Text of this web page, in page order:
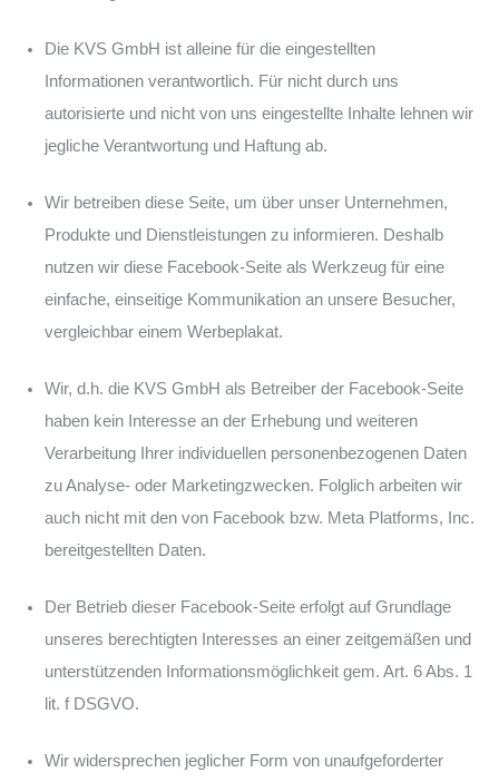
Die KVS GmbH ist alleine für die eingestellten
Informationen verantwortlich. Für nicht durch uns
autorisierte und nicht von uns eingestellte Inhalte lehnen wir
jegliche Verantwortung und Haftung ab.
Wir betreiben diese Seite, um über unser Unternehmen,
Produkte und Dienstleistungen zu informieren. Deshalb
nutzen wir diese Facebook-Seite als Werkzeug für eine
einfache, einseitige Kommunikation an unsere Besucher,
vergleichbar einem Werbeplakat.
Wir, d.h. die KVS GmbH als Betreiber der Facebook-Seite
haben kein Interesse an der Erhebung und weiteren
Verarbeitung Ihrer individuellen personenbezogenen Daten
zu Analyse- oder Marketingzwecken. Folglich arbeiten wir
auch nicht mit den von Facebook bzw. Meta Platforms, Inc.
bereitgestellten Daten.
Der Betrieb dieser Facebook-Seite erfolgt auf Grundlage
unseres berechtigten Interesses an einer zeitgemäßen und
unterstützenden Informationsmöglichkeit gem. Art. 6 Abs. 1
lit. f DSGVO.
Wir widersprechen jeglicher Form von unaufgeforderter